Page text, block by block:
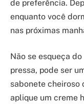
de preferência.
enquanto você
nas próximas
Não se esqueça
pressa, pode ser
sabonete cheiroso
aplique um creme